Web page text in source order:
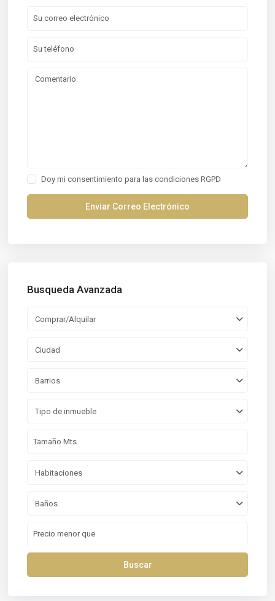
Doy mi consentimiento para lascondiciones RGPD
Busqueda Avanzada
Comprar/Alquilar
Ciudad
Barrios
Tipo de inmueble
Habitaciones
Baños
Buscar